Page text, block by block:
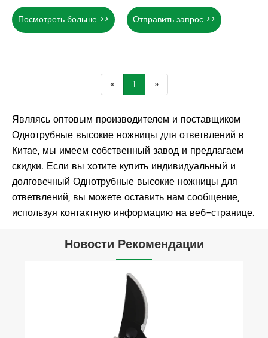
Посмотреть больше >> Отправить запрос >>
« 1 »
Являясь оптовым производителем и поставщиком
Однотрубные высокие ножницы для ответвлений в
Китае, мы имеем собственный завод и предлагаем
скидки. Если вы хотите купить индивидуальный и
долговечный Однотрубные высокие ножницы для
ответвлений, вы можете оставить нам сообщение,
используя контактную информацию на веб-странице.
Новости Рекомендации